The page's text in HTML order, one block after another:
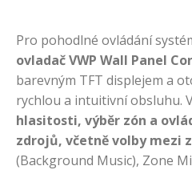
Pro pohodlné ovládání
ovladač VWP Wall Panel
barevným TFT displejem a
rychlou a intuitivní obsluhu.
hlasitosti, výběr zón a
zdrojů, včetně volby mezi
(Background Music), Zone